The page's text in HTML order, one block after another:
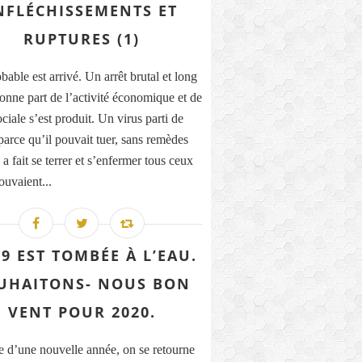
ET
RUPTURES (1)
est arrivé. Un arrêt brutal et long
part de l’activité économique et de
s’est produit. Un virus parti de
qu’il pouvait tuer, sans remèdes
fait se terrer et s’enfermer tous ceux
EST TOMBÉE À L’EAU.
NOUS BON
VENT POUR 2020.
d’une nouvelle année, on se retourne